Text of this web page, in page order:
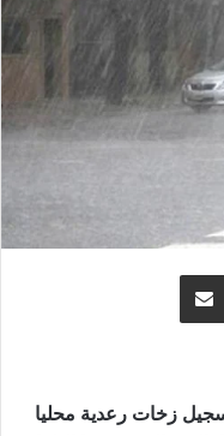
تسجيل زخات رعدية محليا